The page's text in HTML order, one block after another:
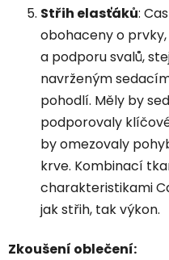
Střih elasťáků:
obohaceny o
a podporu svalů,
navrženým
pohodlí. Měly by
podporovaly
by omezovaly
krve. Kombinací
charakteristikami
jak střih, tak výkon.
Zkoušení oblečení: